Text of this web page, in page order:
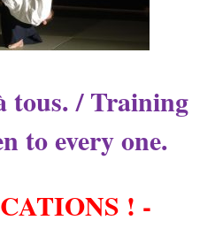
tous. / Training
to every one.
! -